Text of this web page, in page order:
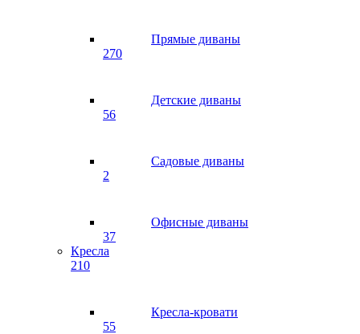
Прямые диваны
270
Детские диваны
56
Садовые диваны
2
Офисные диваны
37
Кресла
210
Кресла-кровати
55